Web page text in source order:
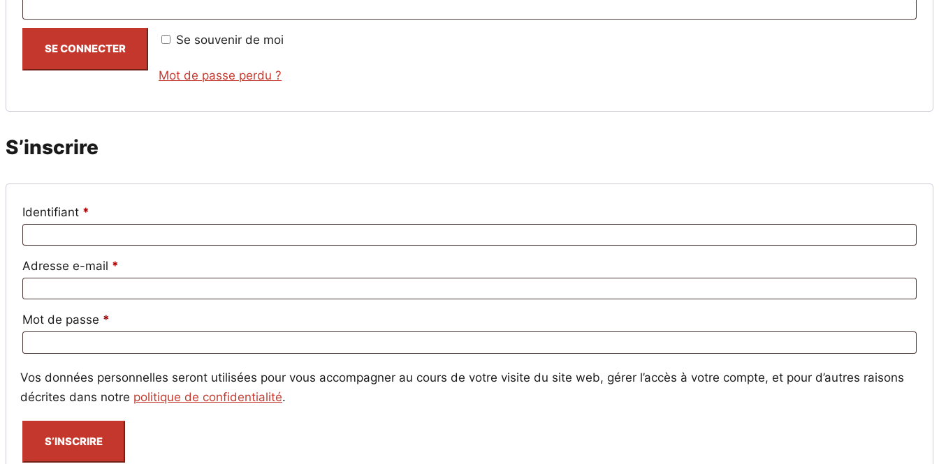
Se souvenir de moi
SE CONNECTER
Mot de passe perdu ?
S’inscrire
Identifiant *
Adresse e-mail *
Mot de passe *
Vos données personnelles seront utilisées pour vous accompagner au cours de votre visite du site web, gérer l’accès à votre compte, et pour d’autres raisons
décrites dans notre politique de confidentialité.
S’INSCRIRE